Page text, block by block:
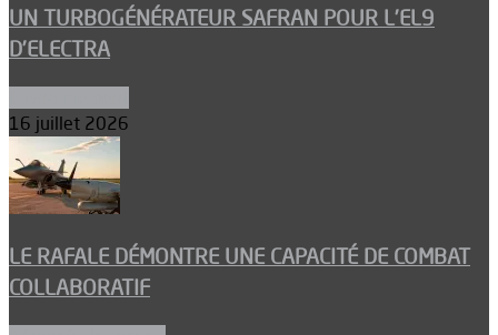
UN TURBOGÉNÉRATEUR SAFRAN POUR L’EL9
D’ELECTRA
16 juillet 2026
LE RAFALE DÉMONTRE UNE CAPACITÉ DE COMBAT
COLLABORATIF